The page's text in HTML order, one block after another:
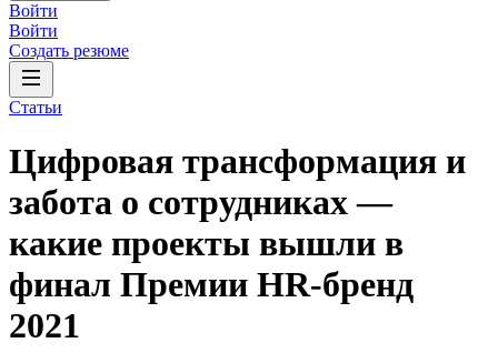
Войти
Войти
Создать резюме
Статьи
Цифровая трансформация и
забота о сотрудниках —
какие проекты вышли в
финал Премии HR-бренд
2021